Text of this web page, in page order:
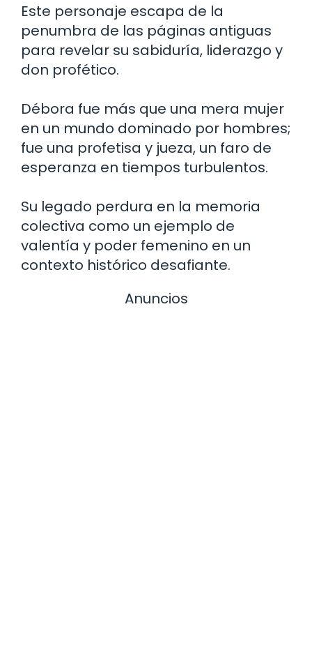
Este personaje escapa de la
penumbra de las páginas antiguas
para revelar su sabiduría, liderazgo y
don profético.
Débora fue más que una mera mujer
en un mundo dominado por hombres;
fue una profetisa y jueza, un faro de
esperanza en tiempos turbulentos.
Su legado perdura en la memoria
colectiva como un ejemplo de
valentía y poder femenino en un
contexto histórico desafiante.
Anuncios